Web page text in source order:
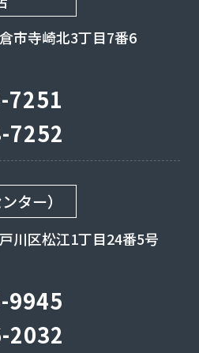
市寺崎北3丁目7番6
7251
7252
ター）
川区松江1丁目24番5号
9945
2032